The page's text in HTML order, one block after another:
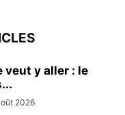
veut y aller : le
2026